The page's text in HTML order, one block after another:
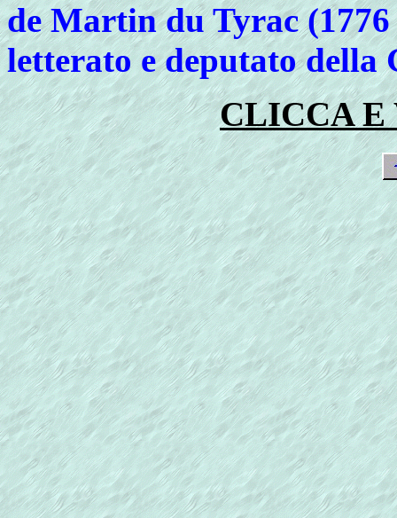
de Martin du Tyrac
letterato e deputato della
CLICCA E